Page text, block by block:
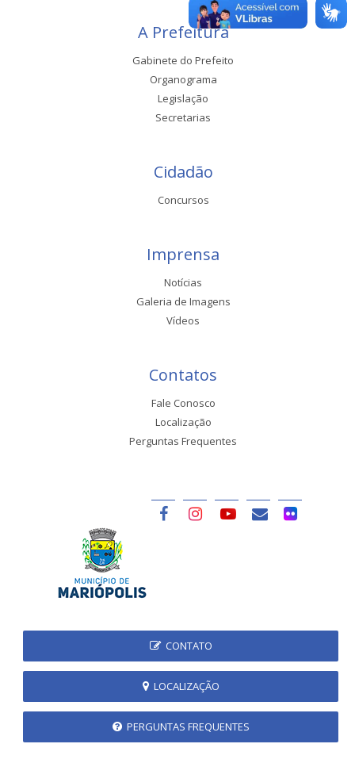
A Prefeitura
Gabinete do Prefeito
Organograma
Legislação
Secretarias
Cidadão
Concursos
Imprensa
Notícias
Galeria de Imagens
Vídeos
Contatos
Fale Conosco
Localização
Perguntas Frequentes
CONTATO
LOCALIZAÇÃO
PERGUNTAS FREQUENTES